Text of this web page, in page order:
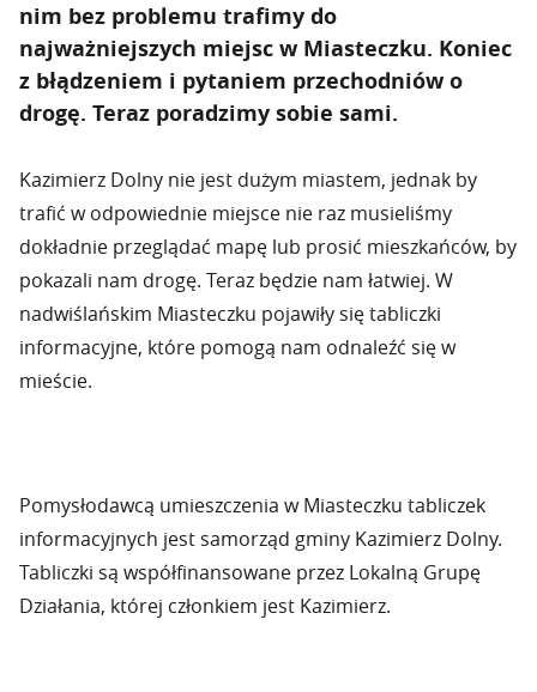
nim bez problemu trafimy do
najważniejszych miejsc w Miasteczku. Koniec
z błądzeniem i pytaniem przechodniów o
drogę. Teraz poradzimy sobie sami.
Kazimierz Dolny nie jest dużym miastem, jednak by
trafić w odpowiednie miejsce nie raz musieliśmy
dokładnie przeglądać mapę lub prosić mieszkańców, by
pokazali nam drogę. Teraz będzie nam łatwiej. W
nadwiślańskim Miasteczku pojawiły się tabliczki
informacyjne, które pomogą nam odnaleźć się w
mieście.
Pomysłodawcą umieszczenia w Miasteczku tabliczek
informacyjnych jest samorząd gminy Kazimierz Dolny.
Tabliczki są współfinansowane przez Lokalną Grupę
Działania, której członkiem jest Kazimierz.